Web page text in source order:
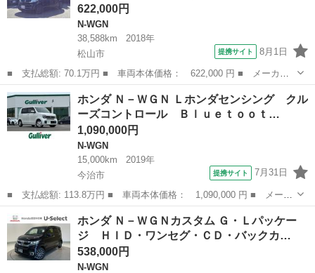
622,000円
N-WGN
38,588km
2018年
松山市
提携サイト 8月1日
■ 支払総額: 70.1万円 ■ 車両本体価格： 622,000 円 ■ メーカー
名： ホンダ ■ 車種名： Ｎ－ＷＧＮ ■ グレード名： Ｇ スマ
ートキー アイドリングストップ 電動格納ミラー ベンチシート
ＣＶＴ 盗難...
愛媛 松山市 N-WGN
ホンダ Ｎ－ＷＧＮ Ｌホンダセンシング クル
ーズコントロール Ｂｌｕｅｔｏｏｔ…
1,090,000円
N-WGN
15,000km
2019年
今治市
提携サイト 7月31日
■ 支払総額: 113.8万円 ■ 車両本体価格： 1,090,000 円 ■ メーカ
ー名： ホンダ ■ 車種名： Ｎ－ＷＧＮ ■ グレード名： Ｌホン
ダセンシング クルーズコントロール Ｂｌｕｅｔｏｏｔｈ接続 Ｔ
Ｖフルセ...
愛媛 N-WGN
ホンダ Ｎ－ＷＧＮカスタム Ｇ・Ｌパッケー
ジ ＨＩＤ・ワンセグ・ＣＤ・バックカ…
538,000円
N-WGN